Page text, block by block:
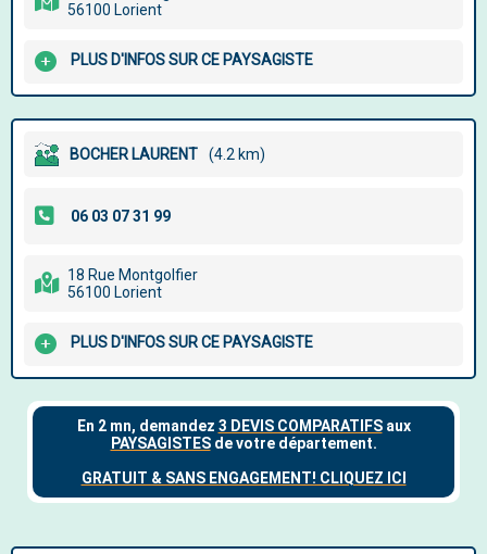
56100 Lorient
PLUS D'INFOS SUR CE PAYSAGISTE
BOCHER LAURENT (4.2 km)
18 Rue Montgolfier
56100 Lorient
PLUS D'INFOS SUR CE PAYSAGISTE